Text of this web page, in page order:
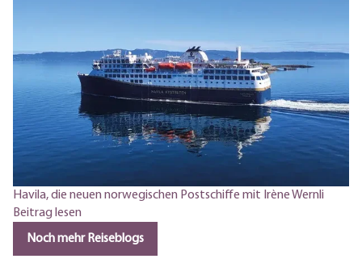
Havila, die neuen norwegischen Postschiffe mit Irène Wernli
Beitrag lesen
Noch mehr Reiseblogs